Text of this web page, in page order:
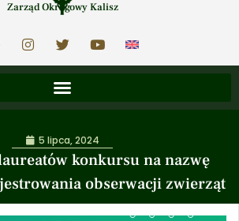
Zarząd Okręgowy Kalisz
konkursu na nazwę
obserwacji zwierząt
5 lipca, 2024